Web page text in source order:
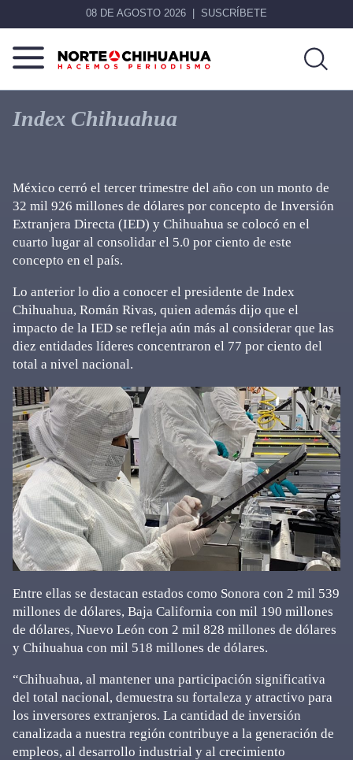
08 DE AGOSTO 2026 SUSCRÍBETE
Norte
De
Chihuahua
Más
que
noticias,
Index Chihuahua
México cerró el tercer trimestre del año con un monto de
32 mil 926 millones de dólares por concepto de Inversión
Extranjera Directa (IED) y Chihuahua se colocó en el
cuarto lugar al consolidar el 5.0 por ciento de este
concepto en el país.
Lo anterior lo dio a conocer el presidente de Index
Chihuahua, Román Rivas, quien además dijo que el
impacto de la IED se refleja aún más al considerar que las
diez entidades líderes concentraron el 77 por ciento del
total a nivel nacional.
Entre ellas se destacan estados como Sonora con 2 mil 539
millones de dólares, Baja California con mil 190 millones
de dólares, Nuevo León con 2 mil 828 millones de dólares
y Chihuahua con mil 518 millones de dólares.
“Chihuahua, al mantener una participación significativa
del total nacional, demuestra su fortaleza y atractivo para
los inversores extranjeros. La cantidad de inversión
canalizada a nuestra región contribuye a la generación de
empleos, al desarrollo industrial y al crecimiento